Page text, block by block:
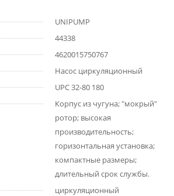
UNIPUMP
44338
4620015750767
Насос циркуляционный
UPС 32-80 180
Корпус из чугуна; "мокрый"
ротор; высокая
производительность;
горизонтальная установка;
компактные размеры;
длительный срок службы.
циркуляционный